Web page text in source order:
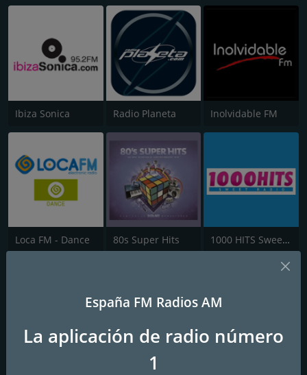
Ibiza Sonica Radio Planeta Inolvidable FM
Loca FM - Dance 80s Super Hits 1000 HITS Sweet Radio
España FM Radios AM
La aplicación de radio número
1